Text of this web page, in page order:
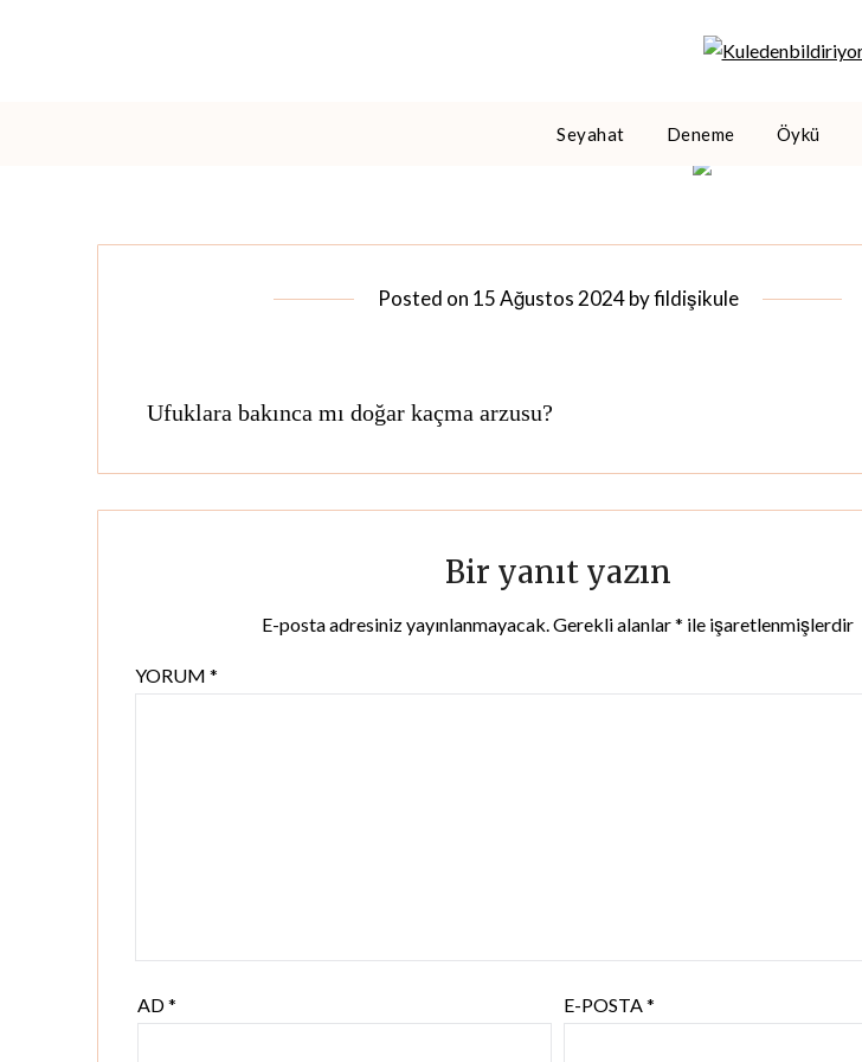
Seyahat Deneme Öykü
Posted on 15 Ağustos 2024byfildişikule
Ufuklara bakınca mı doğar kaçma arzusu?
Bir yanıt yazın
E-posta adresiniz yayınlanmayacak.Gerekli alanlar* ile işaretlenmişlerdir
YORUM*
AD* E-POSTA*